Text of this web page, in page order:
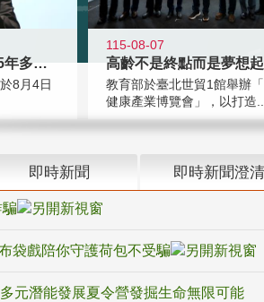
跨越限制，探索潛能！115年多元潛
8月4日
115-08-07
教育部於臺北世貿1館舉辦
健康產業博覽會」，以打造...
即時新聞 即時新聞澄清
騙
袋戲陪你守護荷包不受騙
元潛能發展夏令營發掘生命無限可能